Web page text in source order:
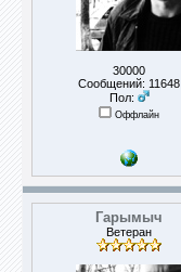
30000
Сообщений: 11648
Пол:
Оффлайн
Гарымыч
Ветеран